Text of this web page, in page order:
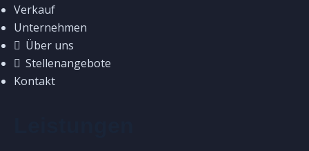
Verkauf
Unternehmen
Über uns
Stellenangebote
Kontakt